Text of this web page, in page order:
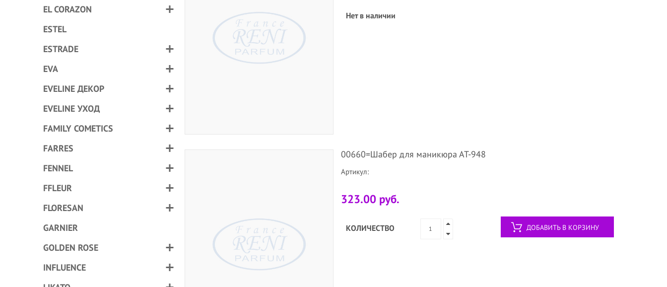
EL CORAZON
ESTEL
ESTRADE
EVA
EVELINE ДЕКОР
EVELINE УХОД
FAMILY COMETICS
FARRES
FENNEL
FFLEUR
FLORESAN
GARNIER
GOLDEN ROSE
INFLUENCE
Нет в наличии
00660=Шабер для маникюра АТ-948
Артикул:
323.00 руб.
КОЛИЧЕСТВО ДОБАВИТЬ В КОРЗИНУ